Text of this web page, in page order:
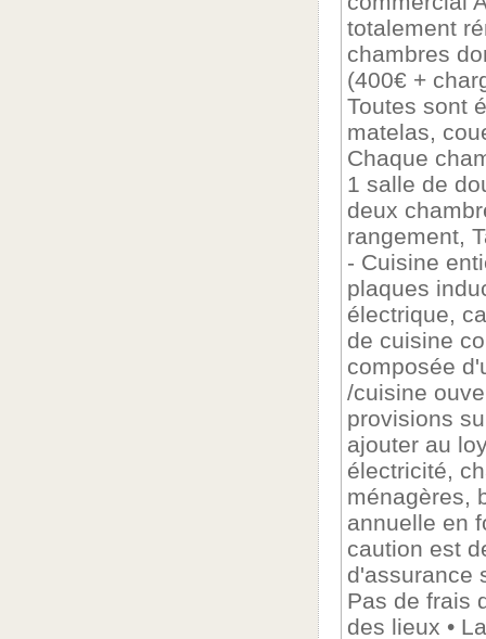
totalement
chambres
(400€ +
Toutes sont
matelas,
Chaque
1 salle de
deux
rangement,
- Cuisine
plaques
électrique,
de cuisine
composée
/cuisine
provisions
ajouter au
électricité,
ménagères,
annuelle en
caution est
d'assurance
Pas de frais
des lieux •